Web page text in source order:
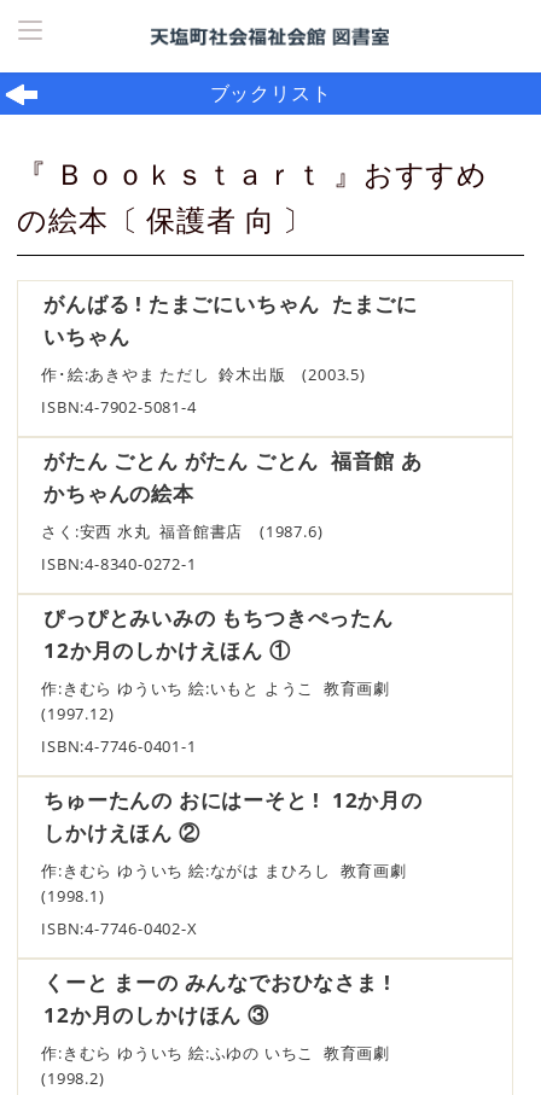
ホーム
ブックリスト
『 Ｂｏｏｋｓｔａｒｔ 』おすすめ
の絵本〔 保護者 向 〕
がんばる ! たまごにいちゃん たまごに
いちゃん
作･絵:あきやま ただし 鈴木出版 (2003.5)
ISBN:4-7902-5081-4
がたん ごとん がたん ごとん 福音館 あ
かちゃんの絵本
さく:安西 水丸 福音館書店 (1987.6)
ISBN:4-8340-0272-1
ぴっぴとみいみの もちつきぺったん
12か月のしかけえほん ①
作:きむら ゆういち 絵:いもと ようこ 教育画劇
(1997.12)
ISBN:4-7746-0401-1
ちゅーたんの おにはーそと ! 12か月の
しかけえほん ②
作:きむら ゆういち 絵:ながは まひろし 教育画劇
(1998.1)
ISBN:4-7746-0402-X
くーと まーの みんなでおひなさま !
12か月のしかけほん ③
作:きむら ゆういち 絵:ふゆの いちこ 教育画劇
(1998.2)